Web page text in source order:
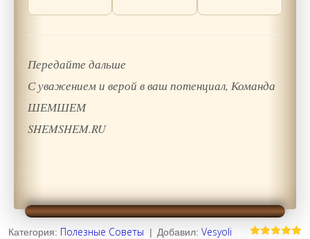
Передайте дальше
С уважением и верой в ваш потенциал, Команда
ШЕМШЕМ
SHEMSHEM.RU
Категория: Полезные Советы | Добавил: Vesyoli